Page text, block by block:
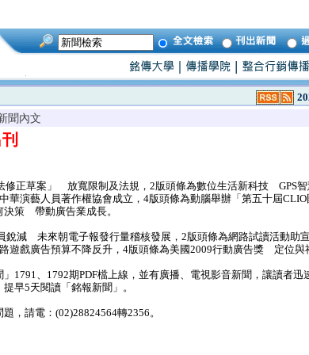
聞內文
修正草案」 放寬限制及法規，2版頭條為數位生活新科技 GPS智
演藝人員著作權協會成立，4版頭條為動腦舉辦「第五十屆
策 帶動廣告業成長。
銳減 未來朝電子報發行量稽核發展，2版頭條為網路試讀活動助
戲廣告預算不降反升，4版頭條為美國2009行動廣告獎 定位與
1791、1792期PDF檔上線，並有廣播、電視影音新聞，讓讀者迅
早5天閱讀「銘報新聞」。
，請電：(02)28824564轉2356。